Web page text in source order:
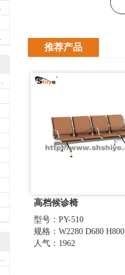
送！
强！
生月系列活动
列医用推车介绍
推荐产品
高档候诊椅
型号：PY-510
规格：W2280 D680 H800
人气：1962